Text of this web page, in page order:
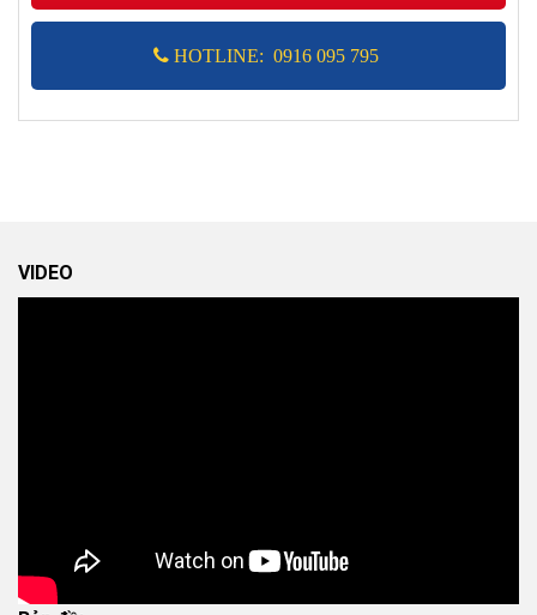
HOTLINE: 0916 095 795
VIDEO